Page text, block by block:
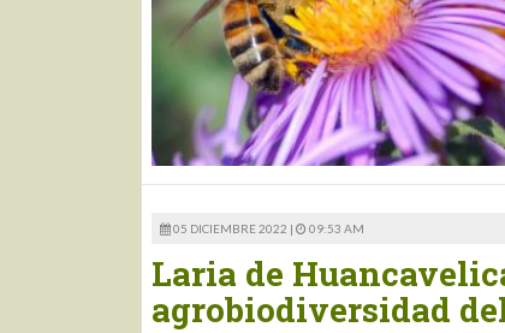
05 DICIEMBRE 2022 | 09:53 AM
Laria de
agrobiodiversidad